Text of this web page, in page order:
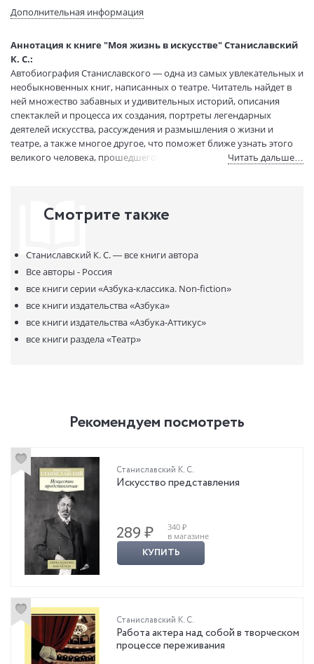
Язык текста:
русский
Формат:
75х100 1/32
Размеры в мм
(ДхШхВ):
Вес:
275 гр.
Страниц:
576
Тираж:
3000 экз.
Код товара:
773656
Артикул:
А0000009140
Дополнительная информация
Аннотация к книге "Моя жизнь в искусстве" Станиславский
К. С.:
Автобиография Станиславского — одна из самых увлекательных и
необыкновенных книг, написанных о театре. Читатель найдет в
ней множество забавных и удивительных историй, описания
спектаклей и процесса их создания, портреты легендарных
деятелей искусства, рассуждения и размышления о жизни и
театре, а также многое другое, что поможет ближе узнать этого
великого человека, прошедшего долгий путь от актера-любителя
Читать дальше…
Смотрите также
Станиславский К. С. — все книги автора
Все авторы - Россия
все книги серии«Азбука-классика. Non-fiction»
все книги издательства«Азбука»
все книги издательства«Азбука-Аттикус»
все книги раздела«Театр»
Рекомендуем посмотреть
Станиславский К. С.
Искусство представления
289 ₽
340 ₽
в магазине
КУПИТЬ
Станиславский К. С.
Работа актера над собой в творческом
процессе переживания